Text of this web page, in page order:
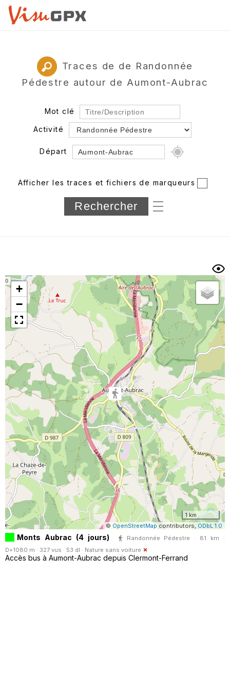
Traces de de Randonnée
Pédestre autour de Aumont-Aubrac
Mot clé
Activité
Départ
Département
Longueur min/max
Trier par
Horodatage Photos
Afficher les traces et fichiers de marqueurs
+
−
1 km
© OpenStreetMap contributors, ODbL 1.0
Monts Aubrac (4 jours)
Randonnée Pédestre · 81 km ·
D+1080 m · 327 vus · 53 dl · Nature sans voiture
Accès bus à Aumont-Aubrac depuis Clermont-Ferrand